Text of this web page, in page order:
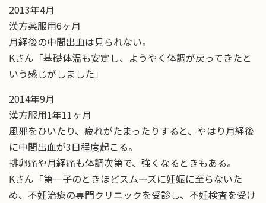
2013年4月
漢方薬服用6ヶ月
月経後の中間出血は見られない。
Kさん「基礎体温も安定し、ようやく体調が戻ってきたと
いう感じがしました」
2014年9月
漢方服用1年11ヶ月
風邪をひいたり、疲れがたまったりすると、やはり月経後
に中間出血が3日程度起こる。
排卵痛や月経痛も体調次第で、強くなるときもある。
Kさん「第一子のときほどスムーズに妊娠に至らないた
め、不妊治療の専門クリニックを受診し、不妊検査を受け